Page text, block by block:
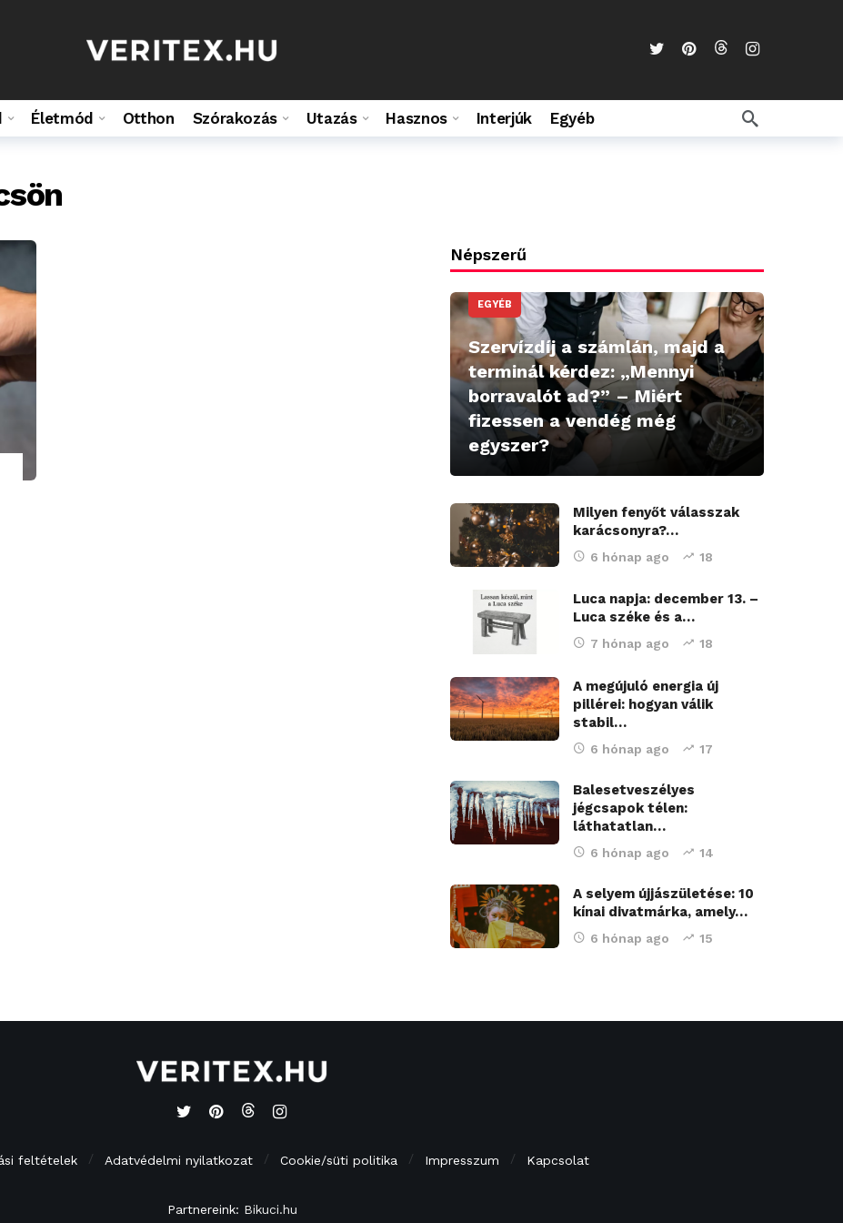
Életmód Otthon Szórakozás Utazás Hasznos Interjúk Egyéb
Népszerű
EGYÉB
Szervízdíj a számlán, majd a
terminál kérdez: „Mennyi
borravalót ad?” – Miért
fizessen a vendég még
egyszer?
Milyen fenyőt válasszak
karácsonyra?…
6 hónap ago 18
Luca napja: december 13. –
Luca széke és a…
7 hónap ago 18
A megújuló energia új
pillérei: hogyan válik
stabil…
6 hónap ago 17
Balesetveszélyes
jégcsapok télen:
láthatatlan…
6 hónap ago 14
A selyem újjászületése: 10
kínai divatmárka, amely…
6 hónap ago 15
feltételek Adatvédelmi nyilatkozat Cookie/süti politika Impresszum Kapcsolat
Partnereink: Bikuci.hu